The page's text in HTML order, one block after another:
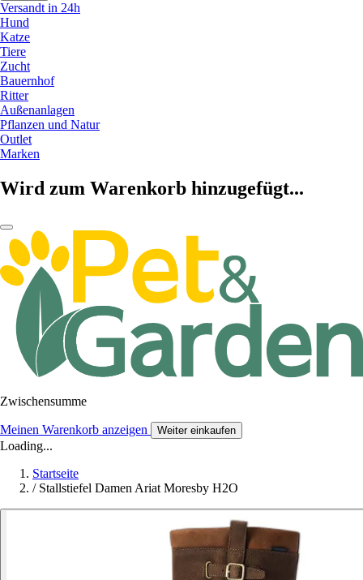
Versandt in 24h
Hund
Katze
Tiere
Zucht
Bauernhof
Ritter
Außenanlagen
Pflanzen und Natur
Outlet
Marken
Wird zum Warenkorb hinzugefügt...
Zwischensumme
Meinen Warenkorb anzeigen Weiter einkaufen
Loading...
Startseite
/ Stallstiefel Damen Ariat Moresby H2O